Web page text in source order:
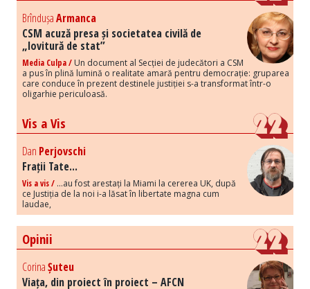
BrîndușaArmanca
CSM acuză presa și societatea civilă de
„lovitură de stat”
Media Culpa / Un document al Secției de judecători a CSM
a pus în plină lumină o realitate amară pentru democrație: gruparea
care conduce în prezent destinele justiției s-a transformat într-o
oligarhie periculoasă.
Vis a Vis
Dan Perjovschi
Frații Tate...
Vis a vis / ...au fost arestați la Miami la cererea UK, după
ce Justiția de la noi i-a lăsat în libertate magna cum
laudae,
Opinii
CorinaȘuteu
Viața, din proiect în proiect – AFCN